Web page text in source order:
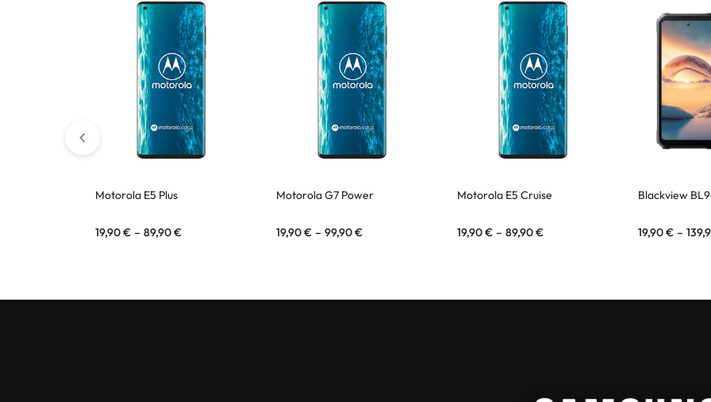
Motorola E5 Plus
19,90€ – 89,90€
Motorola G7 Power
19,90€ – 99,90€
Motorola E5 Cruise
19,90€ – 89,90€
Blackview
19,90€ –